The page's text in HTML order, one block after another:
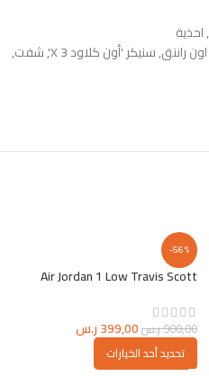
,احذية
اون راننق,سنيكر 'أون كلاود X 3' ,شفت,
-56%
Air Jordan 1 Low Travis Scott
900,00ر.س399,00ر.س
تحديد أحد الخيارات